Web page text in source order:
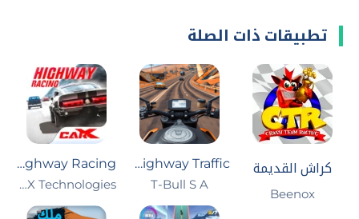
تطبيقات ذات الصلة
كراش القديمة
Beenox
Moto Rider GO: Highway Traffic
T-Bull S A‏
CarX Highway Racing
CarX Technologies